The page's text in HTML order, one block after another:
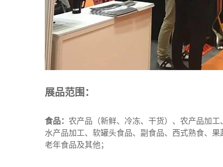
展品范围：
食品： 农产品（新鲜、冷冻、干货）、农产品加
水产品加工、软罐头食品、副食品、西式熟食、
老年食品及其他；